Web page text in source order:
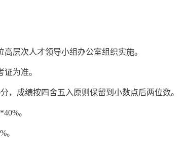
高层次人才领导小组办公室组织实施。
为准。
分，成绩按四舍五入原则保留到小数点后两位数。
*40%。
。